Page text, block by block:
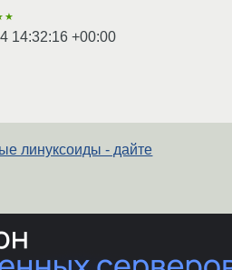
14:32:16 +00:00
линуксоиды - дайте